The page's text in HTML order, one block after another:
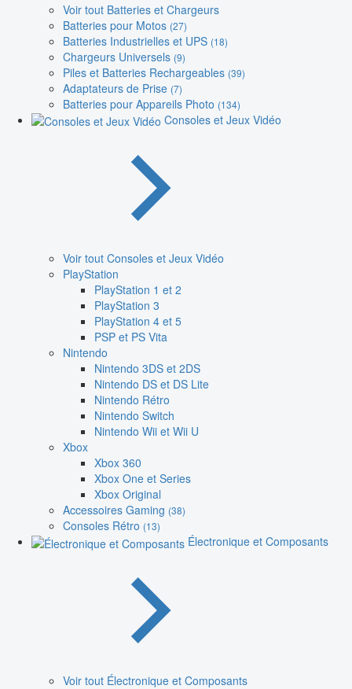
Voir tout Batteries et Chargeurs
Batteries pour Motos (27)
Batteries Industrielles et UPS (18)
Chargeurs Universels (9)
Piles et Batteries Rechargeables (39)
Adaptateurs de Prise (7)
Batteries pour Appareils Photo (134)
Consoles et Jeux Vidéo
Voir tout Consoles et Jeux Vidéo
PlayStation
PlayStation 1 et 2
PlayStation 3
PlayStation 4 et 5
PSP et PS Vita
Nintendo
Nintendo 3DS et 2DS
Nintendo DS et DS Lite
Nintendo Rétro
Nintendo Switch
Nintendo Wii et Wii U
Xbox
Xbox 360
Xbox One et Series
Xbox Original
Accessoires Gaming (38)
Consoles Rétro (13)
Électronique et Composants
Voir tout Électronique et Composants